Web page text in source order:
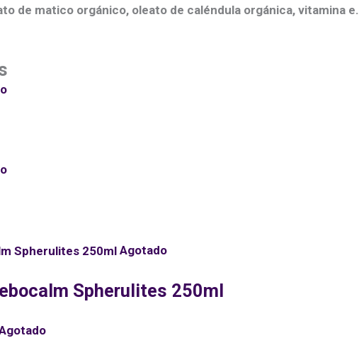
de matico orgánico, oleato de caléndula orgánica, vitamina e.
Agotado
Spherulites 250ml